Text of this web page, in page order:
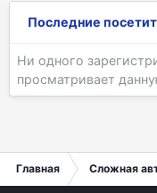
Последние
Ни одного
просматривает
Главная Сложная